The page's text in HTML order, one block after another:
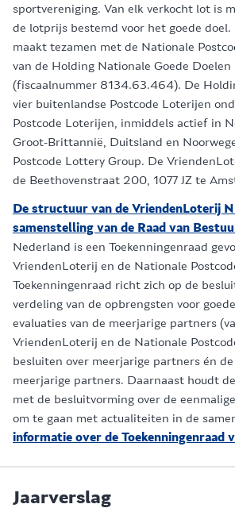
sportvereniging. Van elk verkocht lot is
de lotprijs bestemd voor het goede
maakt tezamen met de Nationale
van de Holding Nationale Goede Doelen
(fiscaalnummer 8134.63.464). De
vier buitenlandse Postcode Loterijen
Postcode Loterijen, inmiddels actief in
Groot-Brittannië, Duitsland en
Postcode Lottery Group. De
de Beethovenstraat 200, 1077 JZ te
De structuur van de VriendenLoterij
samenstelling van de Raad van
Nederland is een Toekenningenraad
VriendenLoterij en de Nationale
Toekenningenraad richt zich op de
verdeling van de opbrengsten voor
evaluaties van de meerjarige partners
VriendenLoterij en de Nationale
besluiten over meerjarige partners én
meerjarige partners. Daarnaast houdt
met de besluitvorming over de
om te gaan met actualiteiten in de
informatie over de Toekenningenraad
Jaarverslag